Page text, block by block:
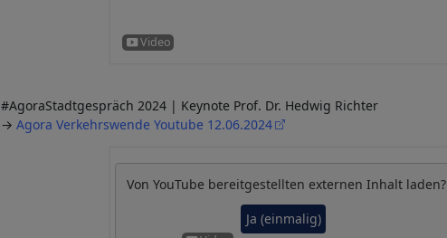
#AgoraStadtgespräch 2024 | Keynote Prof. Dr. Hedwig Richter
→ Agora Verkehrswende Youtube 12.06.2024
Von YouTube bereitgestellten externen Inhalt laden?
Ja (einmalig)